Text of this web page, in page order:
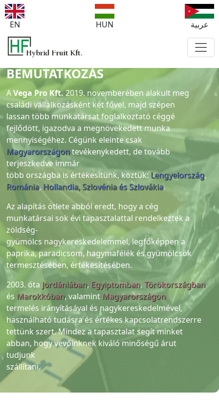
EN HUN عربية
BEMUTATKOZÁS
AVega Pro Kft.2019. novemberében alakult meg
családi vállalkozásként két fővel, majd szépen
lassan több munkatársat foglalkoztató céggé
fejlődött, igazodva a megnövekedett munka
mennyiségéhez. Cégünk eleinte csak
Magyarországontevékenykedett, de tovább
terjeszkedve immár
több országba is értékesítünk, köztük: Lengyelország,
Románia, Hollandia, Szlovénia és Szlovákia.
Az alapítás ötlete abból eredt, hogy a cég
munkatársai sok évi tapasztalattal rendelkeztek a
zöldség-
gyümölcs nagykereskedelemmel, legfőképpen a
paprika, paradicsom, hagymafélék és gyümölcsök
termesztésében, értékesítésében.
2003. óta Jordániában, Egyiptomban, Törökországban
és Marokkóban, valamint Magyarországon
termelés irányításával és nagykereskedelmével,
használható tudásra és értékes kapcsolatrendszerre
tettünk szert. Mindez a tapasztalat segít minket
abban, hogy vevőinknek kiváló minőségű árut
tudjunk
szállítani.